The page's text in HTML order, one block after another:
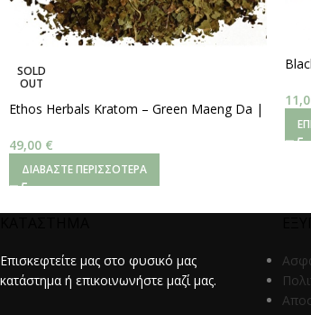
SOLD
OUT
Ethos Herbals Kratom – Green Maeng Da |
49,00 €
ΔΙΑΒΆΣΤΕ ΠΕΡΙΣΣΌΤΕΡΑ
Επισκεφτείτε μας στο φυσικό μας
κατάστημα ή επικοινωνήστε μαζί μας.